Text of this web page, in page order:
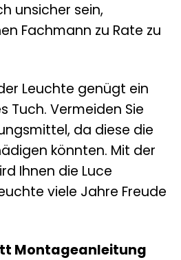
unsicher sein,
Fachmann zu Rate zu
Leuchte genügt ein
Tuch. Vermeiden Sie
da diese die
könnten. Mit der
Ihnen die Luce
viele Jahre Freude
Montageanleitung